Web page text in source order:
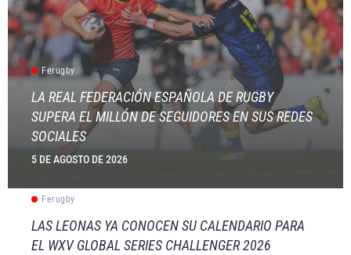
Ferugby
LA REAL FEDERACIÓN ESPAÑOLA DE RUGBY
SUPERA EL MILLÓN DE SEGUIDORES EN SUS REDES
SOCIALES
5 DE AGOSTO DE 2026
Ferugby
LAS LEONAS YA CONOCEN SU CALENDARIO PARA
EL WXV GLOBAL SERIES CHALLENGER 2026